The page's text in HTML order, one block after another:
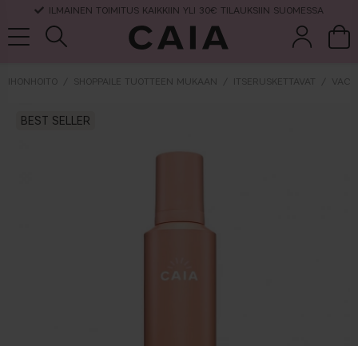
ILMAINEN TOIMITUS KAIKKIIN YLI 30€ TILAUKSIIN SUOMESSA
IHONHOITO SHOPPAILE TUOTTEEN MUKAAN ITSERUSKETTAVAT
BEST SELLER
hajuvesi